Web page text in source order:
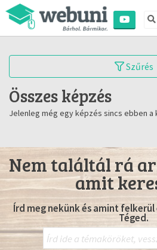
Szűrés
Összes képzés
Jelenleg még egy képzés sincs ebben a
Nem találtál rá
amit
Írd meg nekünk és amint
Téged.